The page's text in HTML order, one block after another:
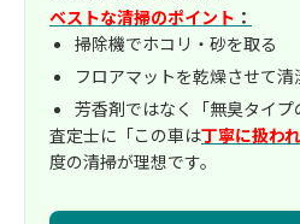
ベストな清掃のポイント ：
掃除機でホコリ・砂を取る
フロアマットを乾燥させて清
芳香剤ではなく「無臭タイ
査定士に「この車は丁寧に扱わ
度の清掃が理想です。